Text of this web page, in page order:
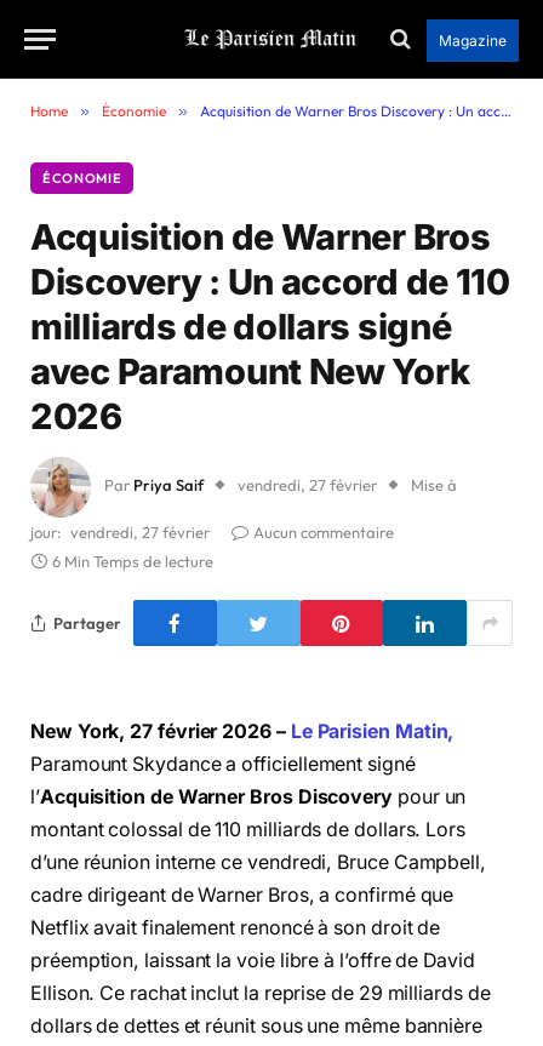
Magazine
Home » Économie » Acquisition de Warner Bros Discovery : Un accord de 110 milliards de dollars signé avec Paramount New York 2026
ÉCONOMIE
Acquisition de Warner Bros
Discovery : Un accord de 110
milliards de dollars signé
avec Paramount New York
2026
Par Priya Saif vendredi, 27 février Mise à
jour: vendredi, 27 février
Aucun commentaire
6 Min Temps de lecture
Partager
New York, 27 février 2026 – Le Parisien Matin,
Paramount Skydance a officiellement signé
l’Acquisition de Warner Bros Discoverypour un
montant colossal de 110 milliards de dollars. Lors
d’une réunion interne ce vendredi, Bruce Campbell,
cadre dirigeant de Warner Bros, a confirmé que
Netflix avait finalement renoncé à son droit de
préemption, laissant la voie libre à l’offre de David
Ellison. Ce rachat inclut la reprise de 29 milliards de
dollars de dettes et réunit sous une même bannière